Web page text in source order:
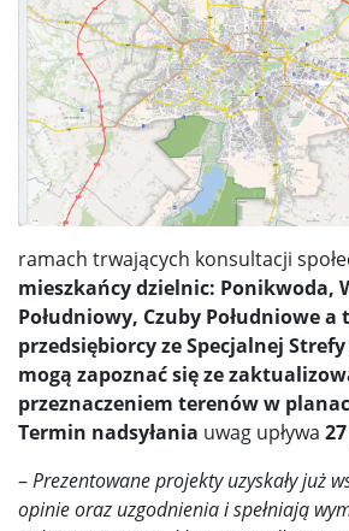
ramach trwających konsultacji
mieszkańcy dzielnic: Ponikwoda,
Południowy, Czuby Południowe a
przedsiębiorcy ze Specjalnej
mogą zapoznać się ze
przeznaczeniem terenów w
Termin nadsyłania uwag upływa
–Prezentowane projekty uzyskały już
opinie oraz uzgodnienia i spełniają